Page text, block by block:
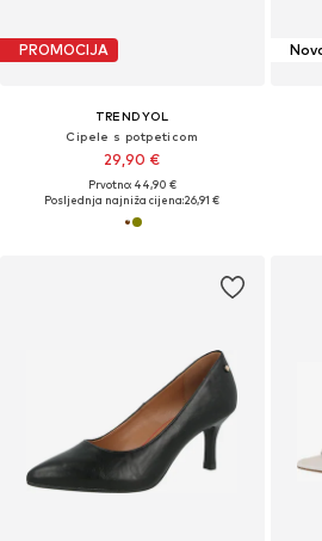
PROMOCIJA
TRENDYOL
Cipele s potpeticom
29,90 €
Prvotno: 44,90 €
Posljednja najniža cijena:26,91 €